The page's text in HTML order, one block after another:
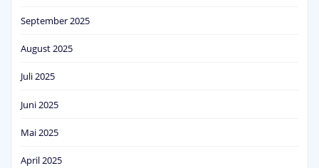
September 2025
August 2025
Juli 2025
Juni 2025
Mai 2025
April 2025